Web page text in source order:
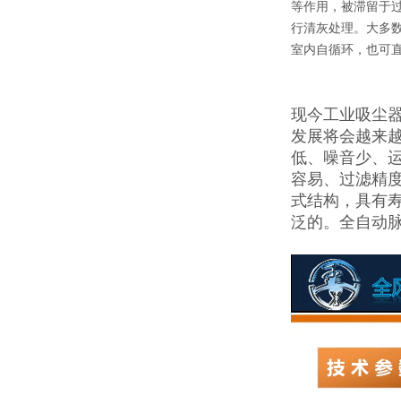
等作用，被滞留于
行清灰处理。大多
室内自循环，也可
现今工业吸尘
发展将会越来
低、噪音少、
容易、过滤精
式结构，具有
泛的。全自动